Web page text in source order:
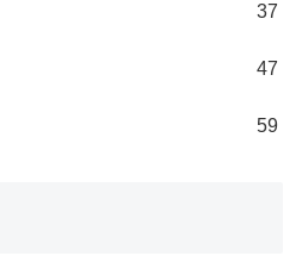
37
47
59